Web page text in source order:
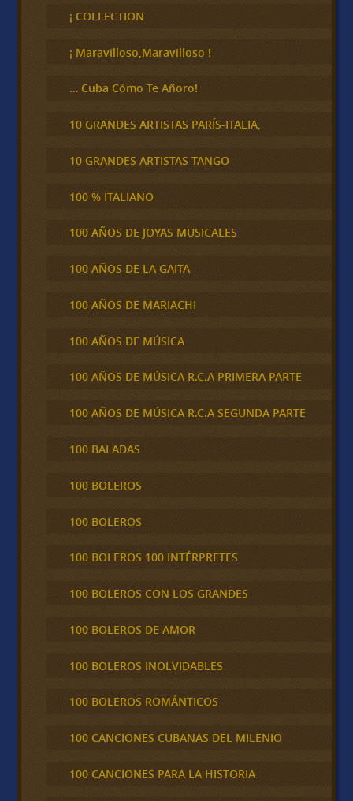
c
a
¡ COLLECTION
¡ Maravilloso,Maravilloso !
… Cuba Cómo Te Añoro!
10 GRANDES ARTISTAS PARÍS-ITALIA,
10 GRANDES ARTISTAS TANGO
100 % ITALIANO
100 AÑOS DE JOYAS MUSICALES
100 AÑOS DE LA GAITA
100 AÑOS DE MARIACHI
100 AÑOS DE MÚSICA
100 AÑOS DE MÚSICA R.C.A PRIMERA PARTE
100 AÑOS DE MÚSICA R.C.A SEGUNDA PARTE
100 BALADAS
100 BOLEROS
100 BOLEROS
100 BOLEROS 100 INTÉRPRETES
100 BOLEROS CON LOS GRANDES
100 BOLEROS DE AMOR
100 BOLEROS INOLVIDABLES
100 BOLEROS ROMÁNTICOS
100 CANCIONES CUBANAS DEL MILENIO
100 CANCIONES PARA LA HISTORIA